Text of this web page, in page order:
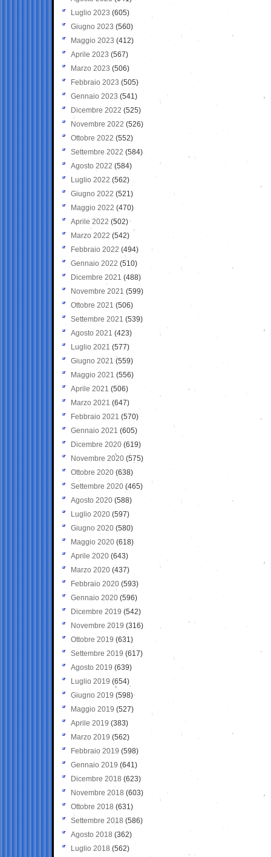
Luglio 2023 (605)
Giugno 2023 (560)
Maggio 2023 (412)
Aprile 2023 (567)
Marzo 2023 (506)
Febbraio 2023 (505)
Gennaio 2023 (541)
Dicembre 2022 (525)
Novembre 2022 (526)
Ottobre 2022 (552)
Settembre 2022 (584)
Agosto 2022 (584)
Luglio 2022 (562)
Giugno 2022 (521)
Maggio 2022 (470)
Aprile 2022 (502)
Marzo 2022 (542)
Febbraio 2022 (494)
Gennaio 2022 (510)
Dicembre 2021 (488)
Novembre 2021 (599)
Ottobre 2021 (506)
Settembre 2021 (539)
Agosto 2021 (423)
Luglio 2021 (577)
Giugno 2021(559)
Maggio 2021 (556)
Aprile 2021 (506)
Marzo 2021 (647)
Febbraio 2021 (570)
Gennaio 2021 (605)
Dicembre 2020 (619)
Novembre 2020 (575)
Ottobre 2020 (638)
Settembre 2020(465)
Agosto 2020 (588)
Luglio 2020 (597)
Giugno 2020 (580)
Maggio 2020 (618)
Aprile 2020 (643)
Marzo 2020 (437)
Febbraio 2020 (593)
Gennaio 2020 (596)
Dicembre 2019 (542)
Novembre 2019 (316)
Ottobre 2019 (631)
Settembre 2019 (617)
Agosto 2019 (639)
Luglio 2019 (654)
Giugno 2019 (598)
Maggio 2019 (527)
Aprile 2019 (383)
Marzo 2019 (562)
Febbraio 2019 (598)
Gennaio 2019 (641)
Dicembre 2018 (623)
Novembre 2018 (603)
Ottobre 2018 (631)
Settembre 2018 (586)
Agosto 2018 (362)
Luglio 2018 (562)